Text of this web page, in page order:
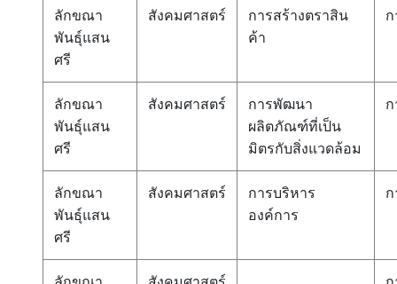
ลักขณา
พันธุ์แสน
ศรี
สังคมศาสตร์
การสร้างตราสิน
ค้า
ลักขณา
พันธุ์แสน
ศรี
สังคมศาสตร์
การพัฒนา
ผลิตภัณฑ์ที่เป็น
มิตรกับสิ่งแวดล้อม
ลักขณา
พันธุ์แสน
ศรี
สังคมศาสตร์
การบริหาร
องค์การ